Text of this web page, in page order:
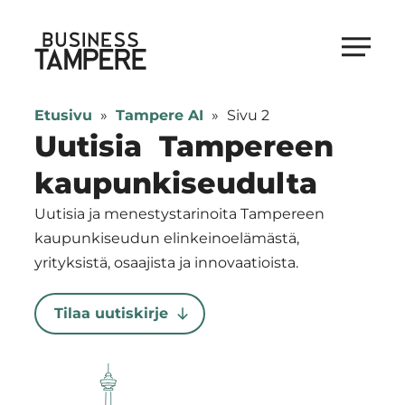
suoraan
sisältöön
Business Tampere
Tampere
supports
talents,
investors
and
entrepreneurs
in
a
smooth
Etusivu » Tampere AI » Sivu 2
Uutisia Tampereen
kaupunkiseudulta
Uutisia ja menestystarinoita Tampereen
kaupunkiseudun elinkeinoelämästä,
yrityksistä, osaajista ja innovaatioista.
Tilaa uutiskirje